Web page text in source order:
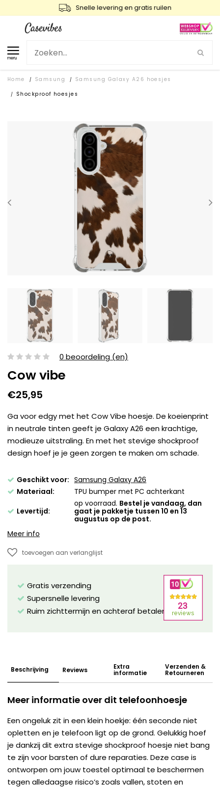
Snelle levering en gratis ruilen
menu
Home / Samsung / Samsung Galaxy A26 hoesjes
/ Shockproof hoesjes
0 beoordeling (en)
Cow vibe
€25,95
Ga voor edgy met het Cow Vibe hoesje. De koeienprint
in neutrale tinten geeft je Galaxy A26 een krachtige,
modieuze uitstraling. En met het stevige shockproof
design hoef je je geen zorgen te maken om schade.
Geschikt voor: Samsung Galaxy A26
Materiaal:
TPU bumper met PC achterkant
Levertijd:
op voorraad. Bestel je vandaag, dan
gaat je pakketje tussen 10 en 13
augustus op de post.
Meer info
toevoegen aan verlanglijst
Gratis verzending
Supersnelle levering
Ruim zichttermijn en achteraf betalen mogelijk!
Beschrijving Reviews Extra
informatie
Verzenden &
Retourneren
Meer informatie over dit telefoonhoesje
Een ongeluk zit in een klein hoekje: één seconde niet
opletten en je telefoon ligt op de grond. Gelukkig hoef
je dankzij dit extra stevige shockproof hoesje niet bang
te zijn voor barsten of dure reparaties. Deze case is
ontworpen om jouw toestel optimaal te beschermen
tegen alledaagse risico’s zoals vallen, stoten en